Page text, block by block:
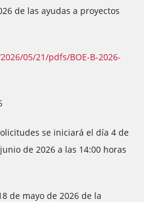
de las ayudas a proyectos
05/21/pdfs/BOE-B-2026-
se iniciará el día 4 de
de 2026 a las 14:00 horas
de mayo de 2026 de la